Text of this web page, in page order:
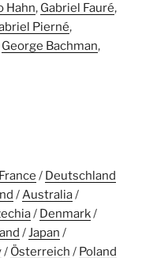
Hahn, Gabriel Fauré,
Pierné,
George Bachman,
France / Deutschland
/Australia/
/ Denmark/
/Japan /
/ Österreich / Poland